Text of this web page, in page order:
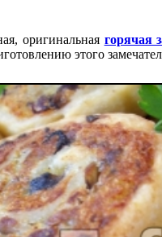
оригинальная горячая
этого